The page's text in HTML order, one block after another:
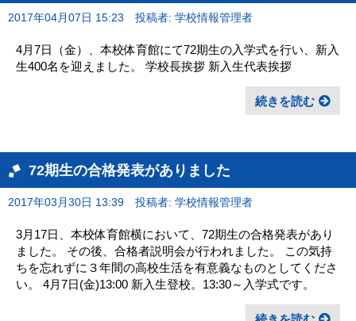
2017年04月07日 15:23 投稿者: 学校情報管理者
4月7日（金）、本校体育館にて72期生の入学式を行い、新入
生400名を迎えました。 学校長挨拶 新入生代表挨拶
続きを読む
72期生の合格発表がありました
2017年03月30日 13:39 投稿者: 学校情報管理者
3月17日、本校体育館横において、72期生の合格発表があり
ました。 その後、合格者説明会が行われました。 この気持
ちを忘れずに３年間の高校生活を有意義なものとしてくださ
い。 4月7日(金)13:00 新入生登校。13:30～入学式です。